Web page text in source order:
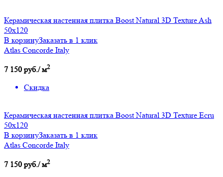
Керамическая настенная плитка Boost Natural 3D Texture Ash
50x120
В корзинуЗаказать в 1 клик
Atlas Concorde Italy
7 150 руб./ м2
Скидка
Керамическая настенная плитка Boost Natural 3D Texture Ecru
50x120
В корзинуЗаказать в 1 клик
Atlas Concorde Italy
7 150 руб./ м2